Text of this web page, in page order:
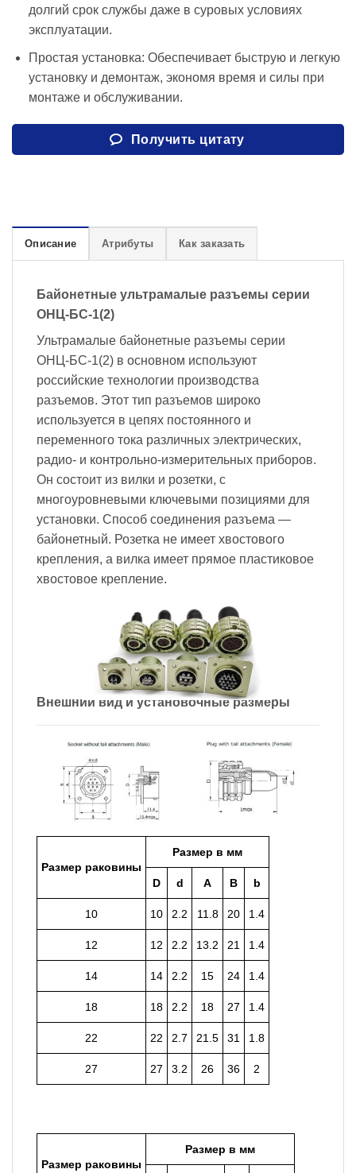
долгий срок службы даже в суровых условиях
эксплуатации.
Простая установка: Обеспечивает быструю и легкую
установку и демонтаж, экономя время и силы при
монтаже и обслуживании.
Получить цитату
Описание Атрибуты Как заказать
Байонетные ультрамалые разъемы серии
ОНЦ-БС-1(2)
Ультрамалые байонетные разъемы серии
ОНЦ-БС-1(2) в основном используют
российские технологии производства
разъемов. Этот тип разъемов широко
используется в цепях постоянного и
переменного тока различных электрических,
радио- и контрольно-измерительных приборов.
Он состоит из вилки и розетки, с
многоуровневыми ключевыми позициями для
установки. Способ соединения разъема —
байонетный. Розетка не имеет хвостового
крепления, а вилка имеет прямое пластиковое
хвостовое крепление.
Внешний вид и установочные размеры
Размер раковины
Размер в мм
D d A B b
10 10 2.2 11.8 20 1.4
12 12 2.2 13.2 21 1.4
14 14 2.2 15 24 1.4
18 18 2.2 18 27 1.4
22 22 2.7 21.5 31 1.8
27 27 3.2 26 36 2
Размер раковины
Размер в мм